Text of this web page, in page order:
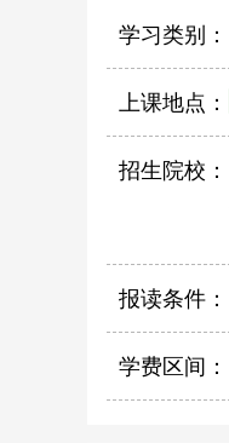
学习类别：
上课地点：
招生院校：
报读条件：
学费区间：